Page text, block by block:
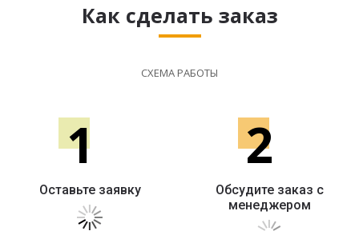
Как сделать заказ
СХЕМА РАБОТЫ
1
Оставьте заявку
2
Обсудите заказ с
менеджером